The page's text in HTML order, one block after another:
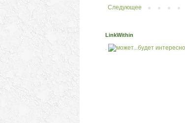
Следующее
LinkWithin